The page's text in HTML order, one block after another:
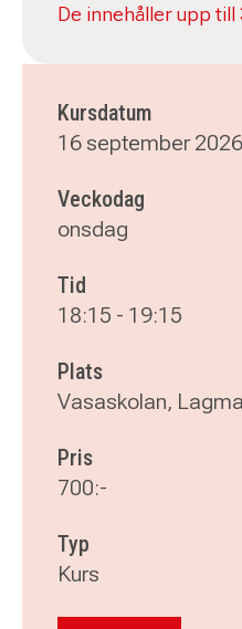
De innehåller upp till
Kursdatum
16 september 2026
Veckodag
onsdag
Tid
18:15 - 19:15
Plats
Vasaskolan,
Pris
700:-
Typ
Kurs